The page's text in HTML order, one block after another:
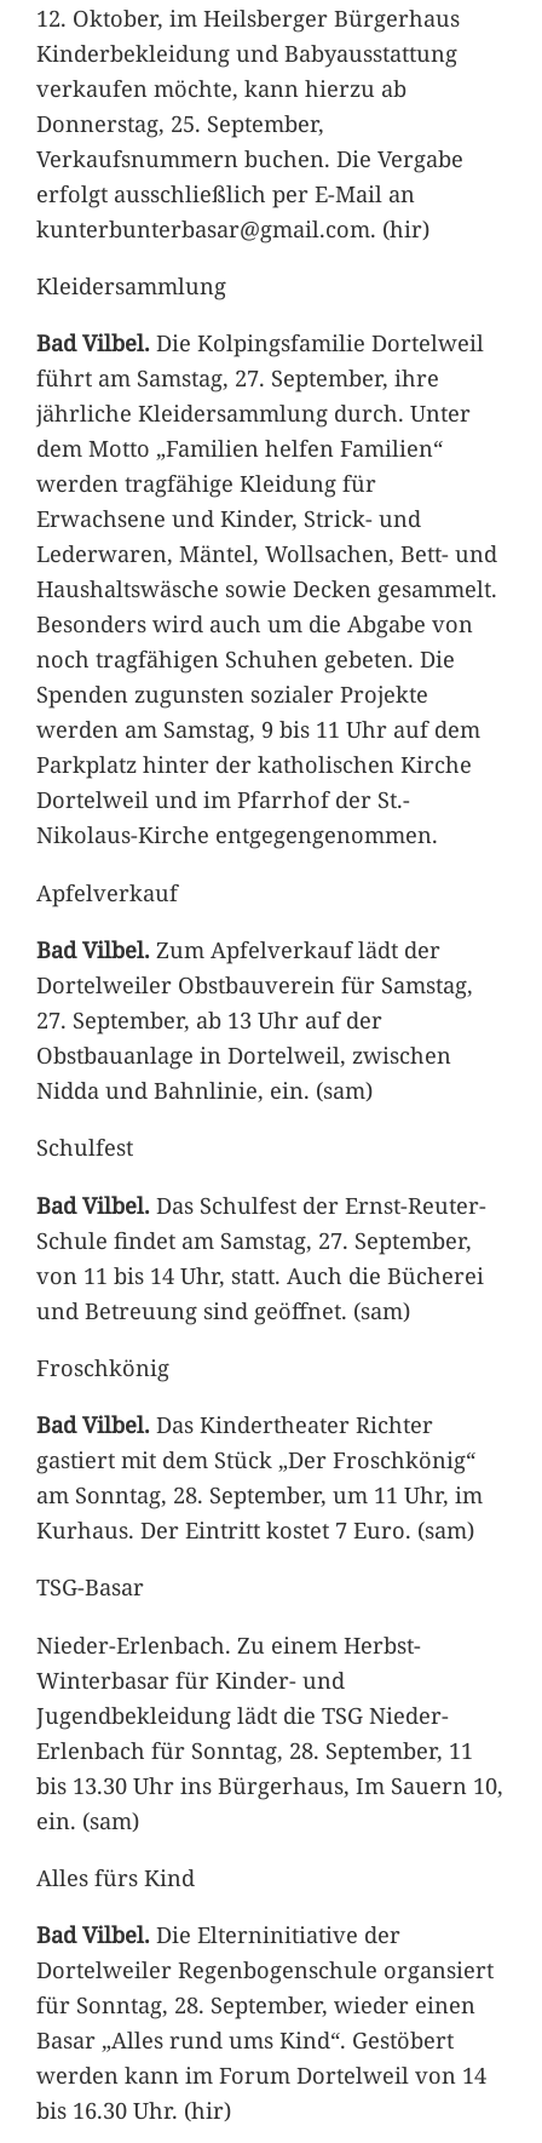
12. Oktober, im Heilsberger Bürgerhaus
Kinderbekleidung und Babyausstattung
verkaufen möchte, kann hierzu ab
Donnerstag, 25. September,
Verkaufsnummern buchen. Die Vergabe
erfolgt ausschließlich per E-Mail an
kunterbunterbasar@gmail.com. (hir)
Kleidersammlung
Bad Vilbel.Die Kolpingsfamilie Dortelweil
führt am Samstag, 27. September, ihre
jährliche Kleidersammlung durch. Unter
dem Motto „Familien helfen Familien“
werden tragfähige Kleidung für
Erwachsene und Kinder, Strick- und
Lederwaren, Mäntel, Wollsachen, Bett- und
Haushaltswäsche sowie Decken gesammelt.
Besonders wird auch um die Abgabe von
noch tragfähigen Schuhen gebeten. Die
Spenden zugunsten sozialer Projekte
werden am Samstag, 9 bis 11 Uhr auf dem
Parkplatz hinter der katholischen Kirche
Dortelweil und im Pfarrhof der St.-
Nikolaus-Kirche entgegengenommen.
Apfelverkauf
Bad Vilbel.Zum Apfelverkauf lädt der
Dortelweiler Obstbauverein für Samstag,
27. September, ab 13 Uhr auf der
Obstbauanlage in Dortelweil, zwischen
Nidda und Bahnlinie, ein. (sam)
Schulfest
Bad Vilbel.Das Schulfest der Ernst-Reuter-
Schule findet am Samstag, 27. September,
von 11 bis 14 Uhr, statt. Auch die Bücherei
und Betreuung sind geöffnet. (sam)
Froschkönig
Bad Vilbel.Das Kindertheater Richter
gastiert mit dem Stück „Der Froschkönig“
am Sonntag, 28. September, um 11 Uhr, im
Kurhaus. Der Eintritt kostet 7 Euro. (sam)
TSG-Basar
Nieder-Erlenbach. Zu einem Herbst-
Winterbasar für Kinder- und
Jugendbekleidung lädt die TSG Nieder-
Erlenbach für Sonntag, 28. September, 11
bis 13.30 Uhr ins Bürgerhaus, Im Sauern 10,
ein. (sam)
Alles fürs Kind
Bad Vilbel.Die Elterninitiative der
Dortelweiler Regenbogenschule organsiert
für Sonntag, 28. September, wieder einen
Basar „Alles rund ums Kind“. Gestöbert
werden kann im Forum Dortelweil von 14
bis 16.30 Uhr. (hir)